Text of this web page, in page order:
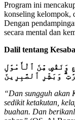
Program ini
konseling kelompok,
Dengan
secara mental dan
Dalil tentang
وَنَقْصٍ مِّنَ ٱلْأَمْوَٰلِ
وَبَشِّرِ ٱلصَّٰبِرِينَ
“Dan sungguh akan
sedikit ketakutan,
buahan. Dan